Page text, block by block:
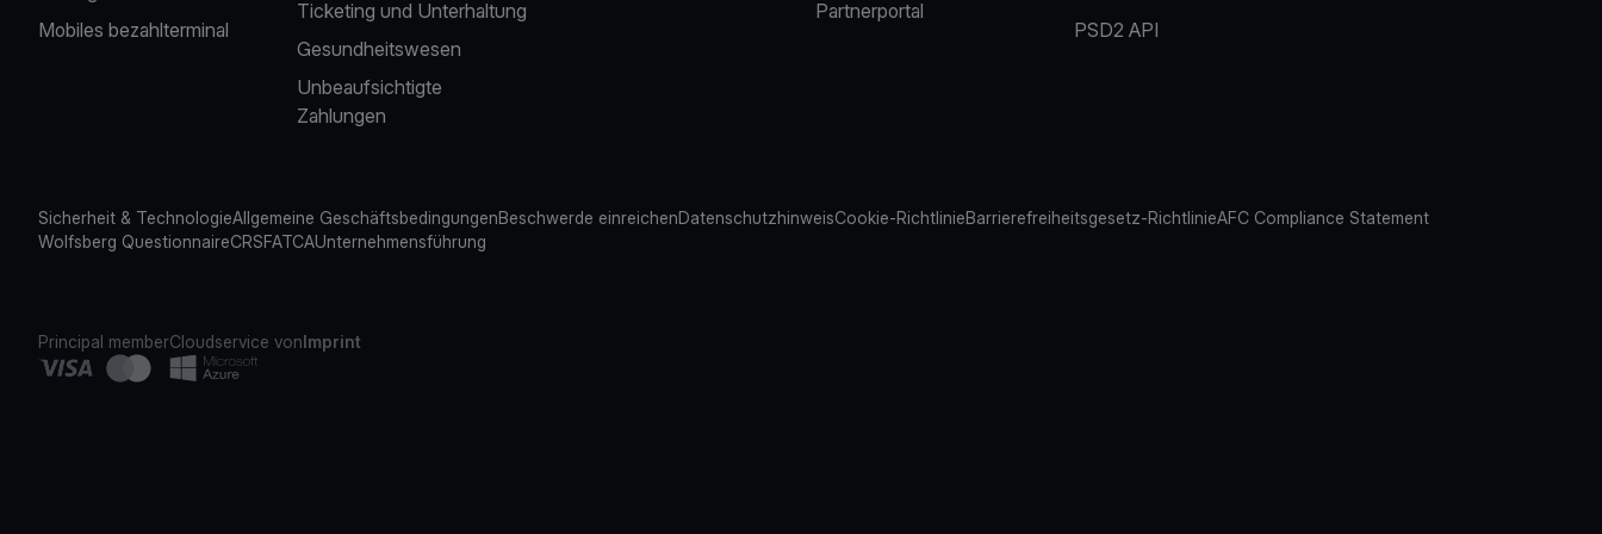
Mobiles bezahlterminal
Ticketing und Unterhaltung
Gesundheitswesen
Unbeaufsichtigte
Zahlungen
Partnerportal
PSD2 API
Sicherheit & TechnologieAllgemeine GeschäftsbedingungenBeschwerde einreichenDatenschutzhinweisCookie-RichtlinieBarrierefreiheitsgesetz-RichtlinieAFC Compliance Statement
Wolfsberg QuestionnaireCRSFATCAUnternehmensführung
Principal memberCloudservice vonImprint